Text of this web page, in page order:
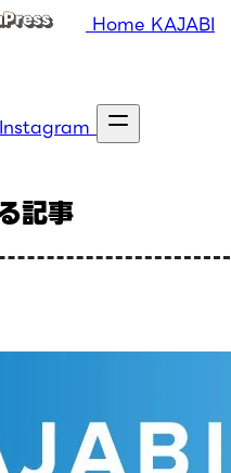
Home KAJABI
Instagram
記事